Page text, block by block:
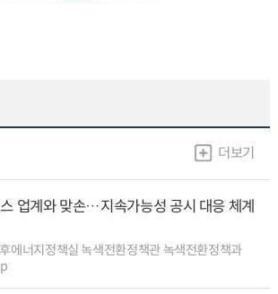
더보기
업계와 맞손…지속가능성 공시 대응 체계
에너지정책실 녹색전환정책관 녹색전환정책과